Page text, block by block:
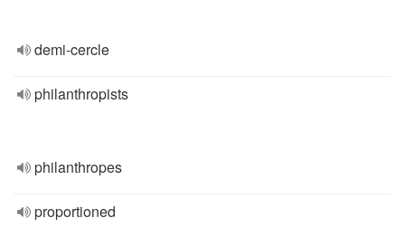
demi-cercle
philanthropists
philanthropes
proportioned